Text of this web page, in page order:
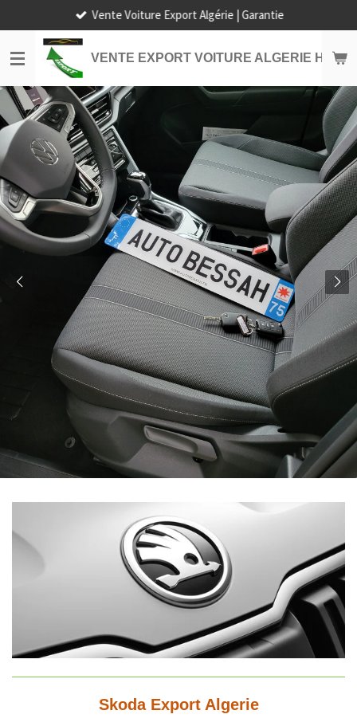
au
contenu
principal
VENTE EXPORT VOITURE ALGERIE HORS
Vente Voiture Export Algérie | Garantie
Skoda Export Algerie